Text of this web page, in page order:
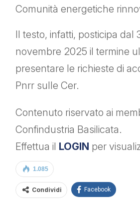
Comunità energetiche
Il testo, infatti, posticipa dal
novembre 2025 il termine
presentare le richieste di
Pnrr sulle Cer.
Contenuto riservato ai
Confindustria Basilicata.
Effettua il LOGIN per
1.085
Condividi Facebook